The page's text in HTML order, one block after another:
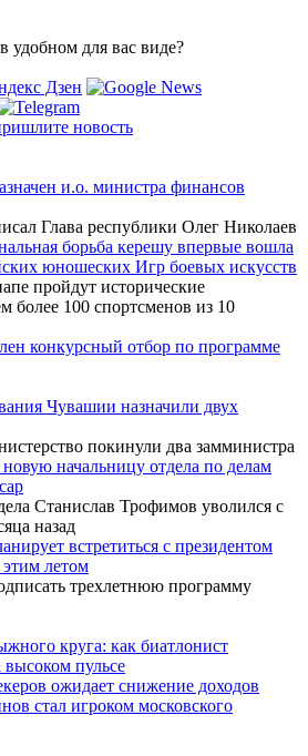
удобном для вас виде?
и.о. министра финансов
Глава республики Олег Николаев
борьба керешу впервые вошла
юношеских Игр боевых искусств
пройдут исторические
более 100 спортсменов из 10
конкурсный отбор по программе
Чувашии назначили двух
покинули два замминистра
начальницу отдела по делам
Станислав Трофимов уволился с
назад
встретиться с президентом
летом
трехлетнюю программу
круга: как биатлонист
высоком пульсе
ожидает снижение доходов
стал игроком московского